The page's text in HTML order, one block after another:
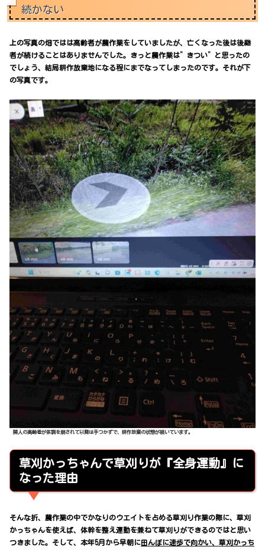
続かない
上の写真の畑ではは高齢者が農作業をしていましたが、亡くなった後は後継
者が続けることはありませんでした。きっと農作業は”きつい”と思ったの
でしょう、結局耕作放棄地になる程にまでなってしまったのです。それが下
の写真です。
隣人の高齢者が体調を崩されて以降は手つかずで、耕作放棄の状態が続いています。
草刈かっちゃんで草刈りが『全身運動』に
なった理由
そんな折、農作業の中でかなりのウエイトを占める草刈り作業の際に、草刈
かっちゃんを使えば、体幹を整え運動を兼ねて草刈りができるのではと思い
つきました。そして、本年5月から早朝に田んぼに速歩で向かい、草刈かっち